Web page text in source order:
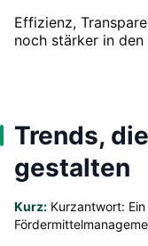
Effizienz,
noch stärker in den
Trends,
gestalten
Kurz: Kurzantwort: